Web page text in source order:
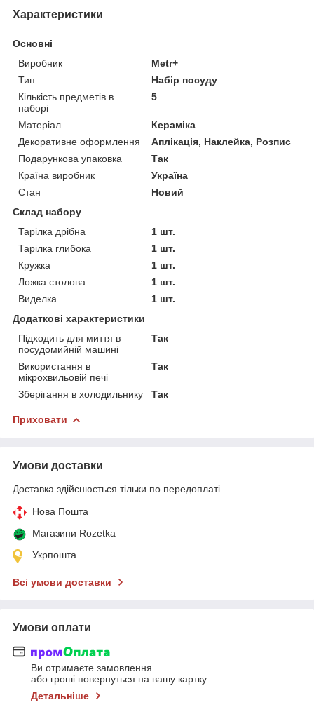
Характеристики
Основні
Виробник
Metr+
Тип
Набір посуду
Кількість предметів в
наборі
5
Матеріал
Кераміка
Декоративне оформлення
Аплікація, Наклейка, Розпис
Подарункова упаковка
Так
Країна виробник
Україна
Стан
Новий
Склад набору
Тарілка дрібна
1 шт.
Тарілка глибока
1 шт.
Кружка
1 шт.
Ложка столова
1 шт.
Виделка
1 шт.
Додаткові характеристики
Підходить для миття в
посудомийній машині
Так
Використання в
мікрохвильовій печі
Так
Зберігання в холодильнику Так
Приховати
Умови доставки
Доставка здійснюється тільки по передоплаті.
Нова Пошта
Магазини Rozetka
Укрпошта
Всі умови доставки
Умови оплати
Ви отримаєте замовлення
або гроші повернуться на вашу картку
Детальніше